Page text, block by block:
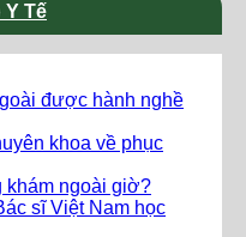
Y Tế
được hành nghề
khoa về phục
khám ngoài giờ?
sĩ Việt Nam học